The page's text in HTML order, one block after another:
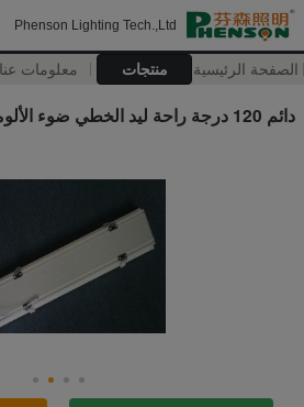
Phenson Lighting Tech.,Ltd
الصفحة الرئيسية منتجات معلومات عنا
دائم 120 درجة راحة ليد الخطي ضوء الألومنيوم الشخصي للمنزل